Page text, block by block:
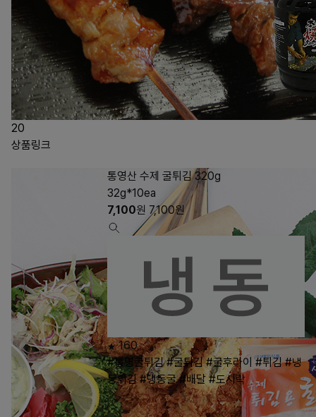
20
상품링크
통영산 수제 굴튀김 320g
32g*10ea
7,100원 7,100원
160
#통영굴튀김 #굴튀김 #굴후라이 #튀김 #냉
동튀김 #냉동굴 #배달 #도시락